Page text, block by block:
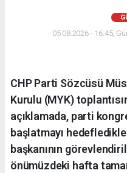
05.08.2026 - 16:45,
CHP Parti Sözcüsü
Kurulu (MYK)
açıklamada, parti
başlatmayı
başkanının
önümüzdeki hafta